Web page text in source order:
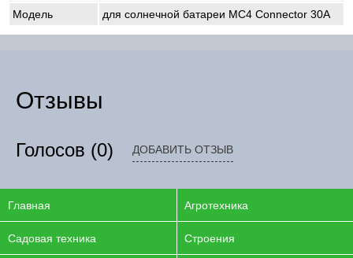
Модель
для солнечной батареи MC4 Connector 30А
Отзывы
Голосов (0) ДОБАВИТЬ ОТЗЫВ
Главная Агротехника
Садовая техника Строения